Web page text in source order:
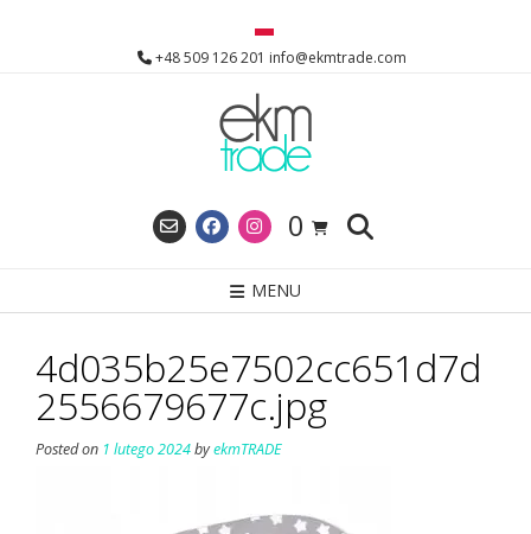
+48 509 126 201 info@ekmtrade.com
0
MENU
4d035b25e7502cc651d7d
2556679677c.jpg
Posted on 1 lutego 2024byekmTRADE